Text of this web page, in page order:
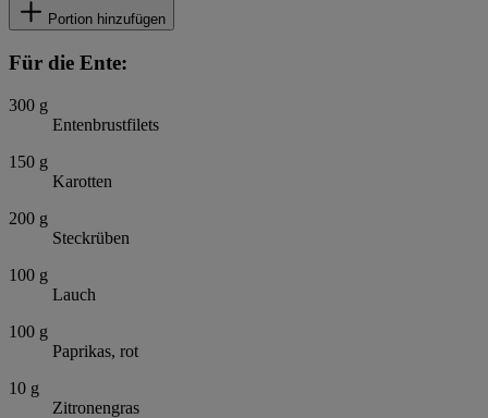
Portion hinzufügen
Für die Ente:
300 g
Entenbrustfilets
150 g
Karotten
200 g
Steckrüben
100 g
Lauch
100 g
Paprikas, rot
10 g
Zitronengras